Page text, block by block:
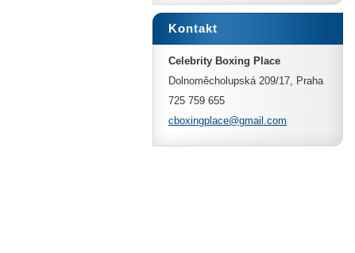
Kontakt
Celebrity Boxing Place
Dolnoměcholupská 209/17, Praha
725 759 655
cboxingp lace@gmail.com